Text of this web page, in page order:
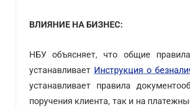
ВЛИЯНИЕ НА БИЗНЕС:
НБУ объясняет, что общие
устанавливает Инструкция о
устанавливает правила
поручения клиента, так и на